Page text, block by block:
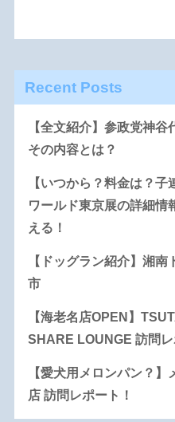
Recent Posts
【全文紹介】参政党神
その内容とは？
【いつから？料金は？子
ワールド東京展の詳細情
える！
【ドッグラン紹介】湘
市
【海老名店OPEN】
SHARE LOUNGE 訪問レ
【愛犬用メロンパン？
店 訪問レポート！